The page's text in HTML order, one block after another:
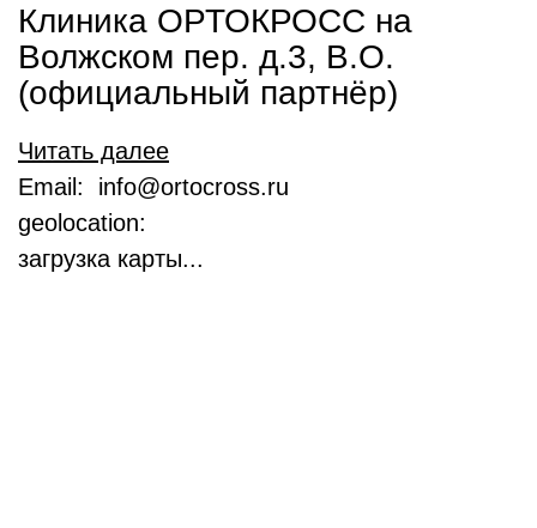
Клиника ОРТОКРОСС на
Волжском пер. д.3, В.О.
(официальный партнёр)
Читать далее
Email: info@ortocross.ru
geolocation:
загрузка карты...